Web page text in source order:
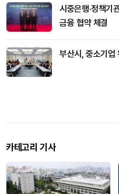
시중은행·정책기
금융 협약 체결
부산시, 중소기업
카테고리 기사